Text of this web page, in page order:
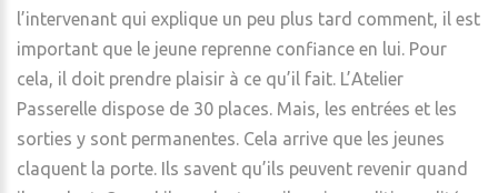
l’intervenant qui explique un peu plus tard comment, il est
important que le jeune reprenne confiance en lui. Pour
cela, il doit prendre plaisir à ce qu’il fait. L’Atelier
Passerelle dispose de 30 places. Mais, les entrées et les
sorties y sont permanentes. Cela arrive que les jeunes
claquent la porte. Ils savent qu’ils peuvent revenir quand